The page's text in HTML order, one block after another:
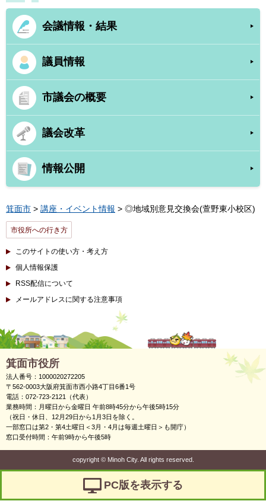
会議情報・結果
議員情報
市議会の概要
議会改革
情報公開
箕面市 > 講座・イベント情報 > ◎地域別意見交換会(萱野東小校区)
市役所への行き方
このサイトの使い方・考え方
個人情報保護
RSS配信について
メールアドレスに関する注意事項
箕面市役所
法人番号：1000020272205
〒562-0003大阪府箕面市西小路4丁目6番1号
電話：072-723-2121（代表）
業務時間：月曜日から金曜日 午前8時45分から午後5時15分
（祝日・休日、12月29日から1月3日を除く。
一部窓口は第2・第4土曜日＜3月・4月は毎週土曜日＞も開庁）
窓口受付時間：午前9時から午後5時
copyright ©Minoh City. All rights reserved.
PC版を表示する